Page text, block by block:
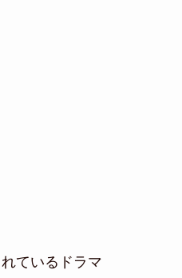
ているドラマ